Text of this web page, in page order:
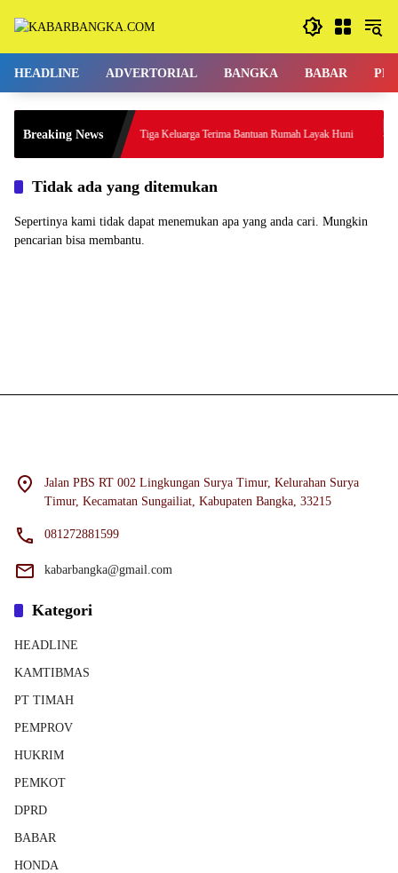
HEADLINE ADVERTORIAL BANGKA BABAR
Breaking News Tiga Keluarga Terima Bantuan Rumah Layak Huni
Tidak ada yang ditemukan
Sepertinya kami tidak dapat menemukan apa yang anda cari. Mungkin
pencarian bisa membantu.
Jalan PBS RT 002 Lingkungan Surya Timur, Kelurahan Surya
Timur, Kecamatan Sungailiat, Kabupaten Bangka, 33215
081272881599
kabarbangka@gmail.com
Kategori
HEADLINE
KAMTIBMAS
PT TIMAH
PEMPROV
HUKRIM
PEMKOT
DPRD
BABAR
HONDA